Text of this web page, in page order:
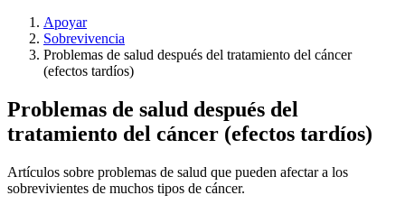
Apoyar
Sobrevivencia
Problemas de salud después del tratamiento del cáncer
(efectos tardíos)
Problemas de salud después del
tratamiento del cáncer (efectos tardíos)
Artículos sobre problemas de salud que pueden afectar a los
sobrevivientes de muchos tipos de cáncer.